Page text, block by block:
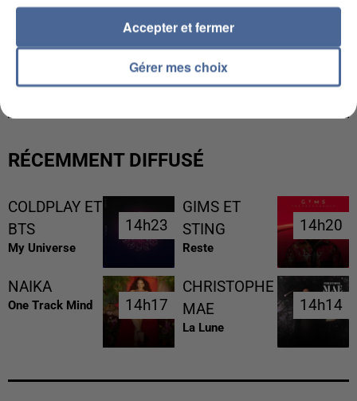
LES DONNÉES DE 300 000 CLIENTS DÉROBÉES À
INTERMARCHÉ APRÈS UNE...
RÉCEMMENT DIFFUSÉ
COLDPLAY ET
BTS
My Universe
14h23
14h23
GIMS ET
STING
Reste
14h20
14h20
NAIKA
One Track Mind 14h17
14h17
CHRISTOPHE
MAE
La Lune
14h14
14h14
Gérer mes choix
Accepter et fermer